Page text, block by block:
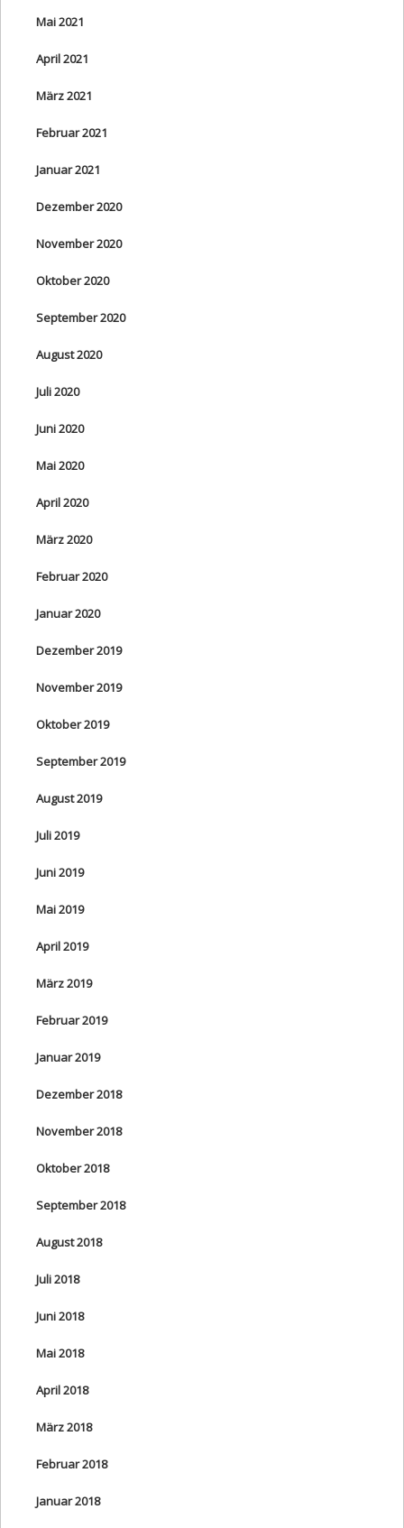
Mai 2021
April 2021
März 2021
Februar 2021
Januar 2021
Dezember 2020
November 2020
Oktober 2020
September 2020
August 2020
Juli 2020
Juni 2020
Mai 2020
April 2020
März 2020
Februar 2020
Januar 2020
Dezember 2019
November 2019
Oktober 2019
September 2019
August 2019
Juli 2019
Juni 2019
Mai 2019
April 2019
März 2019
Februar 2019
Januar 2019
Dezember 2018
November 2018
Oktober 2018
September 2018
August 2018
Juli 2018
Juni 2018
Mai 2018
April 2018
März 2018
Februar 2018
Januar 2018